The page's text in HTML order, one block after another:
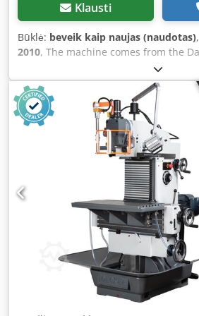
Klausti
Būklė: beveik kaip naujas (naudotas)
2010, The machine comes from the
center and has 150 operating hours.
Y-axis travel: 500 mm Z-axis travel:
1,100 x 600 mm Table load capacity:
range: 6,500 rpm Spindle taper: SK
stations Control: Siemens 840 D
Total power requirement: 20 kW
Space required (W x D x H): 2.3 x 3.1